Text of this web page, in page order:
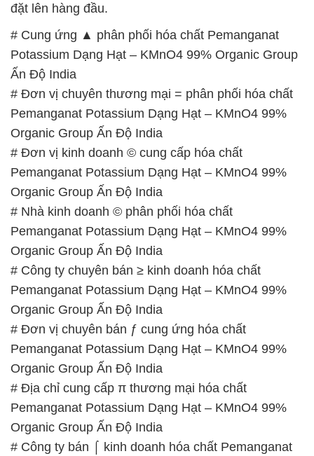
đặt lên hàng đầu.
# Cung ứng ▲ phân phối hóa chất Pemanganat
Potassium Dạng Hạt – KMnO4 99% Organic Group
Ấn Độ India
# Đơn vị chuyên thương mại = phân phối hóa chất
Pemanganat Potassium Dạng Hạt – KMnO4 99%
Organic Group Ấn Độ India
# Đơn vị kinh doanh © cung cấp hóa chất
Pemanganat Potassium Dạng Hạt – KMnO4 99%
Organic Group Ấn Độ India
# Nhà kinh doanh © phân phối hóa chất
Pemanganat Potassium Dạng Hạt – KMnO4 99%
Organic Group Ấn Độ India
# Công ty chuyên bán ≥ kinh doanh hóa chất
Pemanganat Potassium Dạng Hạt – KMnO4 99%
Organic Group Ấn Độ India
# Đơn vị chuyên bán ƒ cung ứng hóa chất
Pemanganat Potassium Dạng Hạt – KMnO4 99%
Organic Group Ấn Độ India
# Địa chỉ cung cấp π thương mại hóa chất
Pemanganat Potassium Dạng Hạt – KMnO4 99%
Organic Group Ấn Độ India
# Công ty bán ⌠ kinh doanh hóa chất Pemanganat